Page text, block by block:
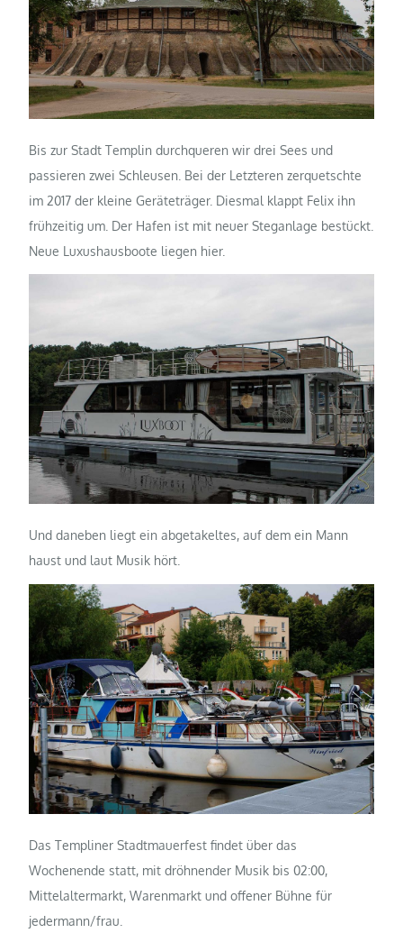
Bis zur Stadt Templin durchqueren wir drei Sees und
passieren zwei Schleusen. Bei der Letzteren zerquetschte
im 2017 der kleine Geräteträger. Diesmal klappt Felix ihn
frühzeitig um. Der Hafen ist mit neuer Steganlage bestückt.
Neue Luxushausboote liegen hier.
Und daneben liegt ein abgetakeltes, auf dem ein Mann
haust und laut Musik hört.
Das Templiner Stadtmauerfest findet über das
Wochenende statt, mit dröhnender Musik bis 02:00,
Mittelaltermarkt, Warenmarkt und offener Bühne für
jedermann/frau.